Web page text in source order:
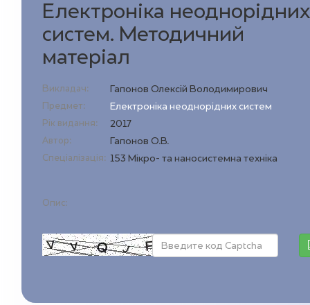
Електроніка неоднорідних
систем. Методичний
матеріал
Викладач: Гапонов Олексій Володимирович
Предмет: Eлектроніка неоднорідних систем
Рік видання: 2017
Автор: Гапонов О.В.
Спеціалізація: 153 Мікро- та наносистемна техніка
Опис: